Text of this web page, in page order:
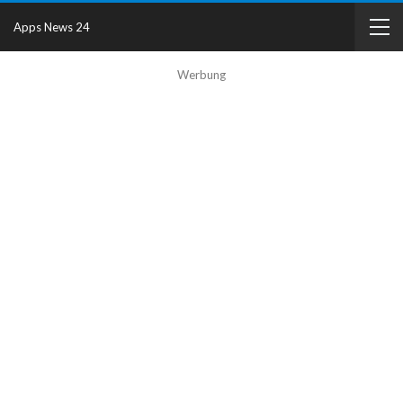
Werbung
Apps News 24